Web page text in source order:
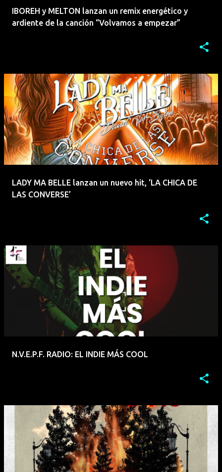
IBOREH y MELTON lanzan un remix energético y
ardiente de la canción “Volvamos a empezar”
LADY MA BELLE lanzan un nuevo hit, ‘LA CHICA DE
LAS CONVERSE’
N.V.E.P.F. RADIO: EL INDIE MÁS COOL